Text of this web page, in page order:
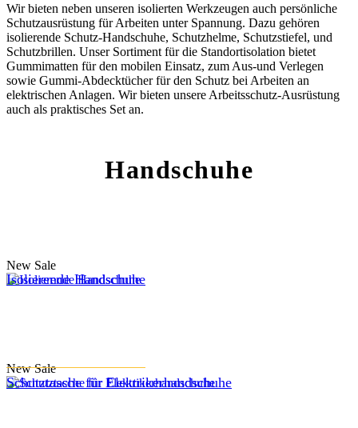
Wir bieten neben unseren isolierten Werkzeugen auch persönliche
Schutzausrüstung für Arbeiten unter Spannung. Dazu gehören
isolierende Schutz-Handschuhe, Schutzhelme, Schutzstiefel, und
Schutzbrillen. Unser Sortiment für die Standortisolation bietet
Gummimatten für den mobilen Einsatz, zum Aus-und Verlegen
sowie Gummi-Abdecktücher für den Schutz bei Arbeiten an
elektrischen Anlagen. Wir bieten unsere Arbeitsschutz-Ausrüstung
auch als praktisches Set an.
Handschuhe
New Sale
Isolierende Handschuhe
New Sale
Schutztasche für Elektrikerhandschuhe